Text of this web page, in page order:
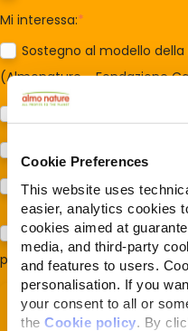
Cookie Preferences
This website uses
easier, analytics cookies
cookies aimed at
media, and third-party
and features to users.
personalisation. If you
your consent to all or
the Cookie policy . By
Mi interessa:*
Sostegno al modello
(Almonature - Fondazione
Prodotti (Almo Nature)
Acconsento al
preso visione della Privacy